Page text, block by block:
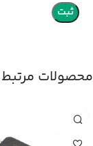
محصولات مرتبط